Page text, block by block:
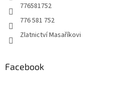
776581752
776 581 752
Zlatnictví Masaříkovi
Facebook